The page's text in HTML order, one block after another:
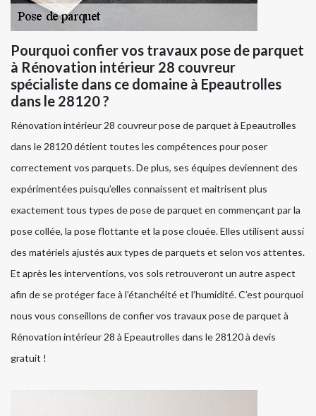
Pourquoi confier vos travaux pose de parquet
à Rénovation intérieur 28 couvreur
spécialiste dans ce domaine à Epeautrolles
dans le 28120 ?
Rénovation intérieur 28 couvreur pose de parquet à Epeautrolles
dans le 28120 détient toutes les compétences pour poser
correctement vos parquets. De plus, ses équipes deviennent des
expérimentées puisqu’elles connaissent et maitrisent plus
exactement tous types de pose de parquet en commençant par la
pose collée, la pose flottante et la pose clouée. Elles utilisent aussi
des matériels ajustés aux types de parquets et selon vos attentes.
Et après les interventions, vos sols retrouveront un autre aspect
afin de se protéger face à l’étanchéité et l’humidité. C’est pourquoi
nous vous conseillons de confier vos travaux pose de parquet à
Rénovation intérieur 28 à Epeautrolles dans le 28120 à devis
gratuit !